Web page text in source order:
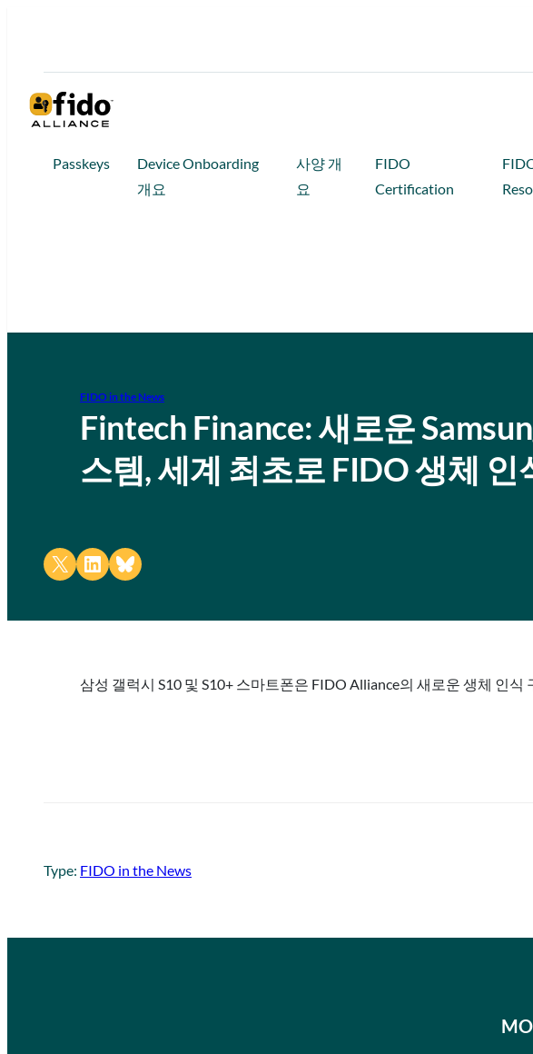
Passkeys
Device Onboarding
개요
사양 개
요
FIDO
Certification
FIDO in the News
Fintech Finance: 새로운
스템, 세계 최초로 FIDO 생체
Share on X Share on LinkedIn
Share on Bluesky
삼성 갤럭시 S10 및 S10+ 스마트폰은 FIDO Alliance의 새로운 생체 인
Type: FIDO in the News